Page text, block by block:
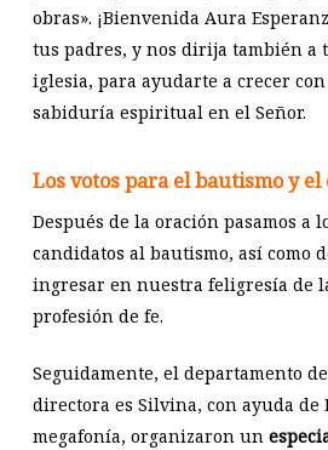
obras». ¡Bienvenida Aura
tus padres, y nos dirija también a
iglesia, para ayudarte a crecer
sabiduría espiritual en el Señor.
Los votos para el bautismo y
Después de la oración pasamos a
candidatos al bautismo, así como
ingresar en nuestra feligresía de
profesión de fe.
Seguidamente, el departamento
directora es Silvina, con ayuda de
megafonía, organizaron un